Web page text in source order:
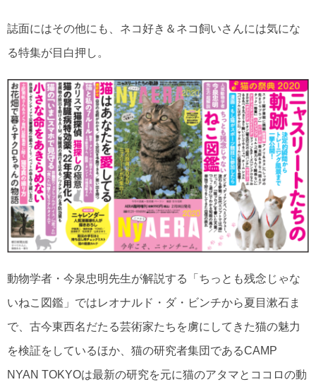
誌面にはその他にも、ネコ好き＆ネコ飼いさんには気にな
る特集が目白押し。
動物学者・今泉忠明先生が解説する「ちっとも残念じゃな
いねこ図鑑」ではレオナルド・ダ・ビンチから夏目漱石ま
で、古今東西名だたる芸術家たちを虜にしてきた猫の魅力
を検証をしているほか、猫の研究者集団であるCAMP
NYAN TOKYOは最新の研究を元に猫のアタマとココロの動